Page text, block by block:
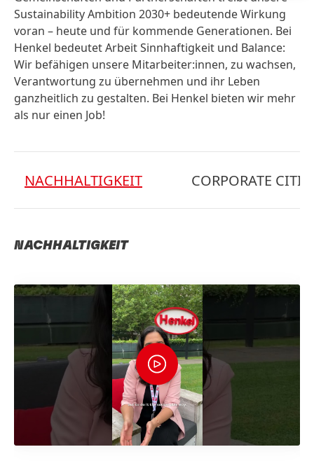
Sustainability Ambition 2030+ bedeutende Wirkung
voran – heute und für kommende Generationen. Bei
Henkel bedeutet Arbeit Sinnhaftigkeit und Balance:
Wir befähigen unsere Mitarbeiter:innen, zu wachsen,
Verantwortung zu übernehmen und ihr Leben
ganzheitlich zu gestalten. Bei Henkel bieten wir mehr
als nur einen Job!
NACHHALTIGKEIT CORPORATE
NACHHALTIGKEIT